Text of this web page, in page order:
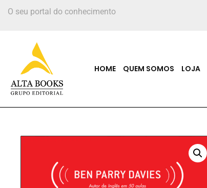
O seu portal do conhecimento
HOME QUEM SOMOS LOJA